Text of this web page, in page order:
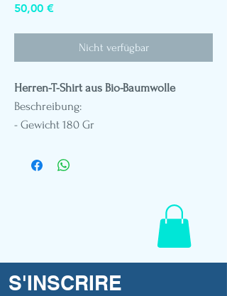
50,00 €Preis
Nicht verfügbar
Herren-T-Shirt aus Bio-Baumwolle
Beschreibung:
- Gewicht 180 Gr
- Standard-Passform
- Schaufensterpuppe in Größe M
S'INSCRIRE